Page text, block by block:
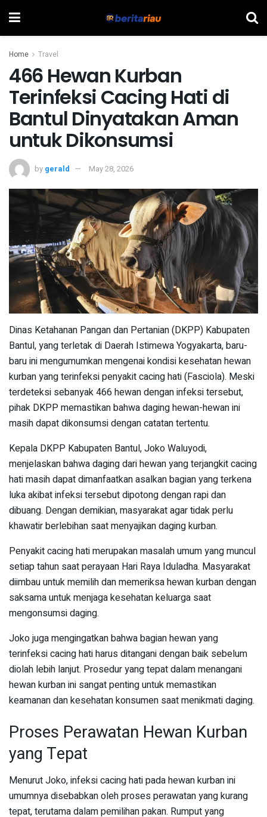
Home Travel
466 Hewan Kurban
Terinfeksi Cacing Hati di
Bantul Dinyatakan Aman
untuk Dikonsumsi
by gerald May 28, 2026
Dinas Ketahanan Pangan dan Pertanian (DKPP) Kabupaten
Bantul, yang terletak di Daerah Istimewa Yogyakarta, baru-
baru ini mengumumkan mengenai kondisi kesehatan hewan
kurban yang terinfeksi penyakit cacing hati (Fasciola). Meski
terdeteksi sebanyak 466 hewan dengan infeksi tersebut,
pihak DKPP memastikan bahwa daging hewan-hewan ini
masih dapat dikonsumsi dengan catatan tertentu.
Kepala DKPP Kabupaten Bantul, Joko Waluyodi,
menjelaskan bahwa daging dari hewan yang terjangkit cacing
hati masih dapat dimanfaatkan asalkan bagian yang terkena
luka akibat infeksi tersebut dipotong dengan rapi dan
dibuang. Dengan demikian, masyarakat agar tidak perlu
khawatir berlebihan saat menyajikan daging kurban.
Penyakit cacing hati merupakan masalah umum yang muncul
setiap tahun saat perayaan Hari Raya Iduladha. Masyarakat
diimbau untuk memilih dan memeriksa hewan kurban dengan
saksama untuk menjaga kesehatan keluarga saat
mengonsumsi daging.
Joko juga mengingatkan bahwa bagian hewan yang
terinfeksi cacing hati harus ditangani dengan baik sebelum
diolah lebih lanjut. Prosedur yang tepat dalam menangani
hewan kurban ini sangat penting untuk memastikan
keamanan dan kesehatan konsumen saat menikmati daging.
Proses Perawatan Hewan Kurban
yang Tepat
Menurut Joko, infeksi cacing hati pada hewan kurban ini
umumnya disebabkan oleh proses perawatan yang kurang
tepat, terutama dalam pemilihan pakan. Rumput yang